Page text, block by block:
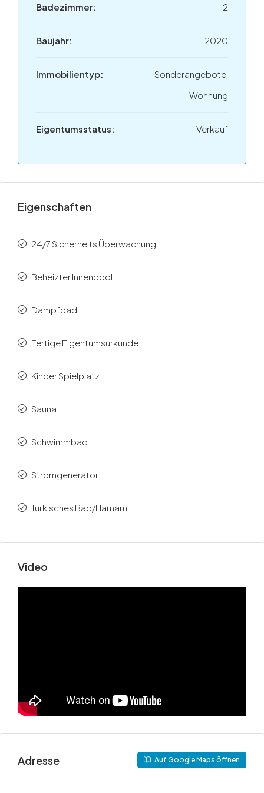
Badezimmer: 2
Baujahr: 2020
Immobilientyp:
Sonderangebote,
Wohnung
Eigentumsstatus: Verkauf
Eigenschaften
24/7 Sicherheits Überwachung
Beheizter Innenpool
Dampfbad
Fertige Eigentumsurkunde
Kinder Spielplatz
Sauna
Schwimmbad
Stromgenerator
Türkisches Bad/Hamam
Video
Adresse Auf Google Maps öffnen